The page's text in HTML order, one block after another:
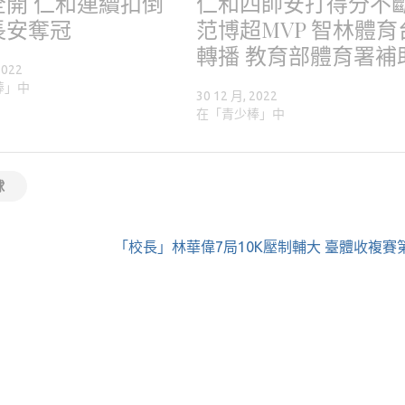
奪冠
」中
范博超MVP 智林體育
轉播 教育部體育署補
30 12 月, 2022
在「青少棒」中
「校長」林華偉7局10K壓制輔大 臺體收複賽